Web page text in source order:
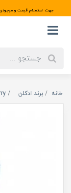
جهت استعلام قیمت و موجودی
خانه برند ادکلن